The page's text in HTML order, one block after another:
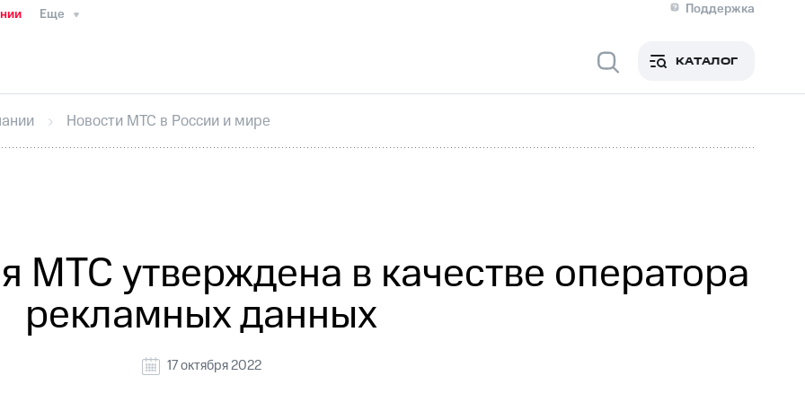
Еще
Поддержка
Медиа-центр
ИнтервьюФинансовая отчетностьКонтактыПригласить спикера
секретарьРаскрытие информации
кабинет акционераАкционерный капиталКонтроль и аудитРынок акций
КАТАЛОГ
Новости МТС в России и мире
МТС утверждена в качестве оператора
рекламных данных
17 октября 2022